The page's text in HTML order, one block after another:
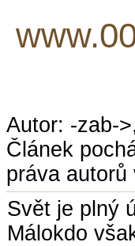
Autor: -zab-
Článek
práva autorů
Svět je plný
Málokdo